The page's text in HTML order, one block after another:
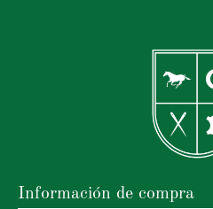
Información de compra